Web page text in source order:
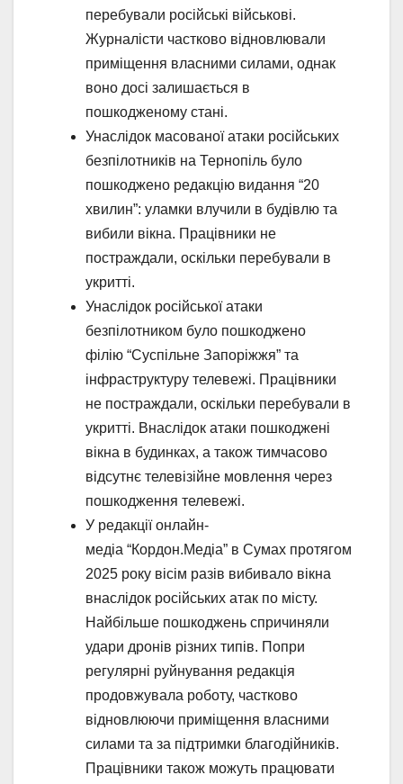
перебували російські військові.
Журналісти частково відновлювали
приміщення власними силами, однак
воно досі залишається в
пошкодженому стані.
Унаслідок масованої атаки російських
безпілотників на Тернопіль було
пошкоджено редакцію видання “20
хвилин”: уламки влучили в будівлю та
вибили вікна. Працівники не
постраждали, оскільки перебували в
укритті.
Унаслідок російської атаки
безпілотником було пошкоджено
філію “Суспільне Запоріжжя” та
інфраструктуру телевежі. Працівники
не постраждали, оскільки перебували в
укритті. Внаслідок атаки пошкоджені
вікна в будинках, а також тимчасово
відсутнє телевізійне мовлення через
пошкодження телевежі.
У редакції онлайн-
медіа “Кордон.Медіа” в Сумах протягом
2025 року вісім разів вибивало вікна
внаслідок російських атак по місту.
Найбільше пошкоджень спричиняли
удари дронів різних типів. Попри
регулярні руйнування редакція
продовжувала роботу, частково
відновлюючи приміщення власними
силами та за підтримки благодійників.
Працівники також можуть працювати